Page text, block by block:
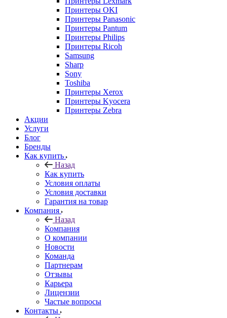
Принтеры OKI
Принтеры Panasonic
Принтеры Pantum
Принтеры Philips
Принтеры Ricoh
Samsung
Sharp
Sony
Toshiba
Принтеры Xerox
Принтеры Kyocera
Принтеры Zebra
Акции
Услуги
Блог
Бренды
Как купить
Назад
Как купить
Условия оплаты
Условия доставки
Гарантия на товар
Компания
Назад
Компания
О компании
Новости
Команда
Партнерам
Отзывы
Карьера
Лицензии
Частые вопросы
Контакты